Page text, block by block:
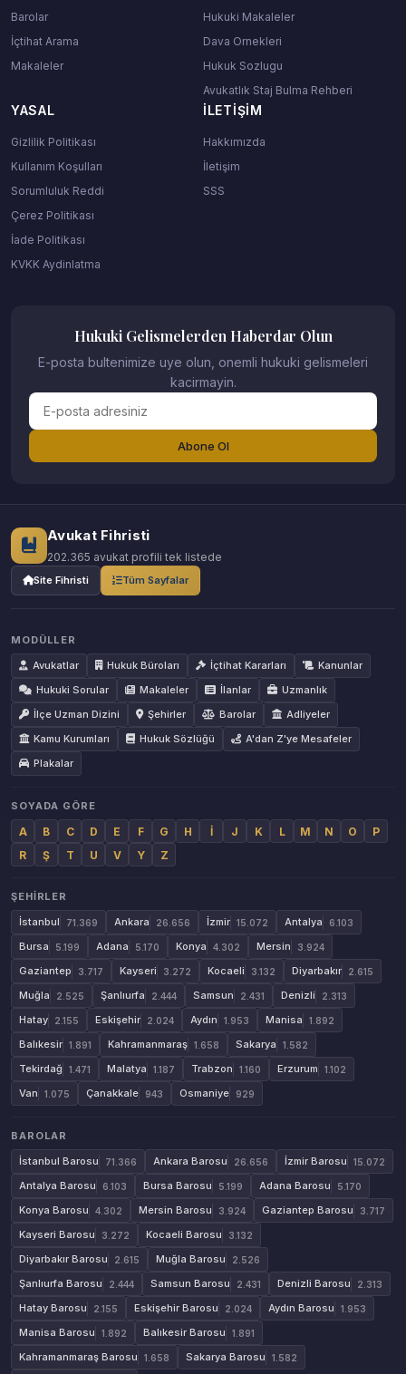
Barolar
İçtihat Arama
Makaleler
Hukuki Makaleler
Dava Ornekleri
Hukuk Sozlugu
Avukatlık Staj Bulma Rehberi
YASAL
Gizlilik Politikası
Kullanım Koşulları
Sorumluluk Reddi
Çerez Politikası
İade Politikası
KVKK Aydinlatma
İLETIŞIM
Hakkımızda
İletişim
SSS
Hukuki Gelismelerden Haberdar Olun
E-posta bultenimize uye olun, onemli hukuki gelismeleri
kacirmayin.
Abone Ol
Avukat Fihristi
202.365 avukat profili tek listede
Site Fihristi Tüm Sayfalar
MODÜLLER
Avukatlar
Hukuk Büroları İçtihat Kararları
Kanunlar
Hukuki Sorular
Makaleler İlanlar
Uzmanlık
İlçe Uzman Dizini
Şehirler Barolar
Adliyeler
Kamu Kurumları
Hukuk Sözlüğü
A'dan Z'ye Mesafeler
Plakalar
SOYADA GÖRE
A B C D E F G H İ J K L M N O
P
R
Ş T U V Y Z
ŞEHIRLER
İstanbul
71.369 Ankara 26.656 İzmir 15.072 Antalya 6.103
Bursa 5.199 Adana 5.170 Konya 4.302 Mersin 3.924
Gaziantep 3.717 Kayseri 3.272 Kocaeli 3.132 Diyarbakır 2.615
Muğla 2.525 Şanlıurfa 2.444 Samsun 2.431 Denizli 2.313
Hatay 2.155 Eskişehir 2.024 Aydın 1.953 Manisa 1.892
Balıkesir 1.891 Kahramanmaraş 1.658 Sakarya 1.582
Tekirdağ 1.471 Malatya 1.187 Trabzon 1.160 Erzurum 1.102
Van 1.075 Çanakkale 943 Osmaniye 929
BAROLAR
İstanbul Barosu
71.366 Ankara Barosu 26.656 İzmir Barosu 15.072
Antalya Barosu 6.103 Bursa Barosu 5.199 Adana Barosu 5.170
Konya Barosu 4.302 Mersin Barosu 3.924 Gaziantep Barosu 3.717
Kayseri Barosu 3.272 Kocaeli Barosu 3.132
Diyarbakır Barosu 2.615 Muğla Barosu 2.526
Şanlıurfa Barosu 2.444 Samsun Barosu 2.431 Denizli Barosu 2.313
Hatay Barosu 2.155 Eskişehir Barosu 2.024 Aydın Barosu 1.953
Manisa Barosu 1.892 Balıkesir Barosu 1.891
Kahramanmaraş Barosu 1.658 Sakarya Barosu 1.582